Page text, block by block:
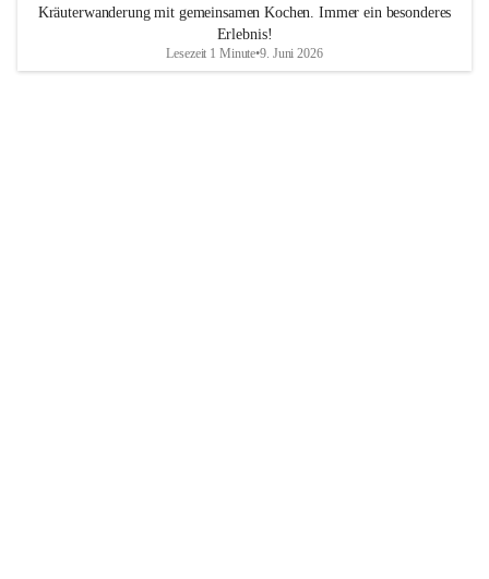
Kräuterwanderung mit gemeinsamen Kochen. Immer ein besonderes
Erlebnis!
Lesezeit 1 Minute•9. Juni 2026